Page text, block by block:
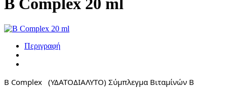
B Complex 20 ml
Περιγραφή
B Complex   (ΥΔΑΤΟΔΙΑΛΥΤΟ) Σύμπλεγμα Βιταμίνών Β